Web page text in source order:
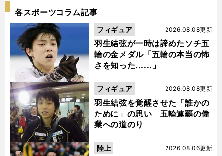
各スポーツコラム記事
羽生結弦が一時は諦めたソチ五
輪の金メダル「五輪の本当の怖
さを知った......」
2026.08.08更新
フィギュア
羽生結弦を覚醒させた「誰かの
ために」の思い 五輪連覇の偉
業への道のり
2026.08.08更新
フィギュア
2026.08.06更新
陸上